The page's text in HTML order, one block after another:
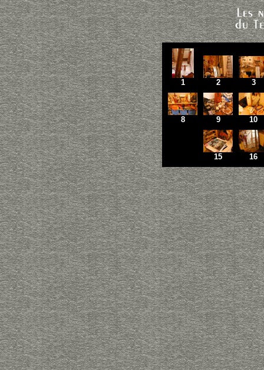
1 2 3
8 9 10
15 16